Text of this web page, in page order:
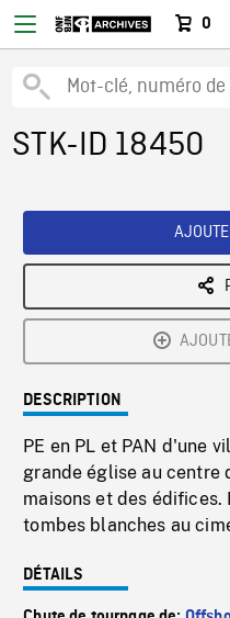
0
STK-ID 18450
DESCRIPTION
PE en PL et PAN d'une
grande église au centre
maisons et des édifices.
tombes blanches au
DÉTAILS